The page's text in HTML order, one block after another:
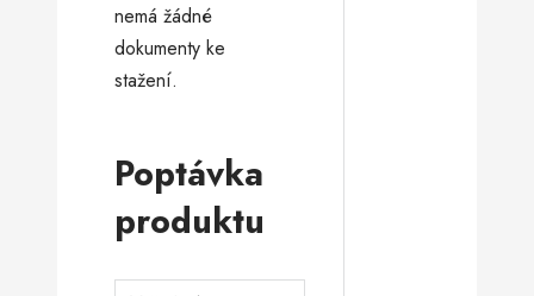
nemá žádné
dokumenty ke
stažení.
Poptávka
produktu